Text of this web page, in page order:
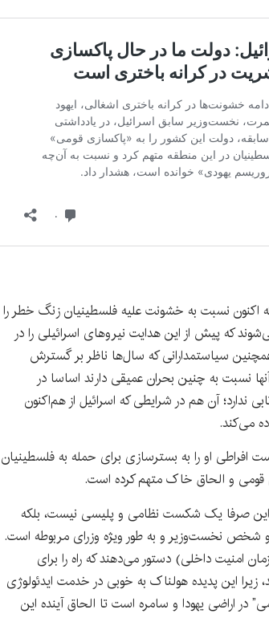
اکنون نسبت به خشونت علیه فلسطینیان زنگ خطر را
که پیش از این هدایت نیروهای اسرائیلی را در
سیاستمدارانی که سال‌ها ناظر بر گسترش
نسبت به چنین بحران عمیقی دارند اساسا در
ندارد؛ آن هم در شرایطی که اسرائیل از هم‌اکنون
می‌کند.
افراطی او را به بسترسازی برای حمله به فلسطینیان
قومی و الحاق خاک متهم کرده است.
صرفا یک شکست نظامی و پلیسی نیست، بلکه
شخص نخست‌وزیر و به طور ویژه وزرای مربوطه است.
امنیت داخلی) دستور می‌دهند که راه را برای
زیرا این پدیده هولناک به خوبی در خدمت ایدئولوژی
در اراضی یهودا و سامره است تا الحاق آینده این